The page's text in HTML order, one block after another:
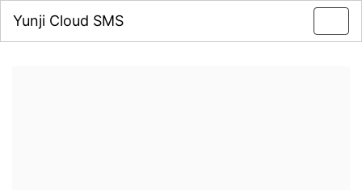
Yunji Cloud SMS